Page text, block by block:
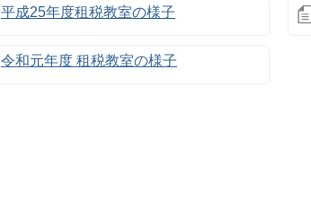
平成25年度租税教室の様子
令和元年度 租税教室の様子